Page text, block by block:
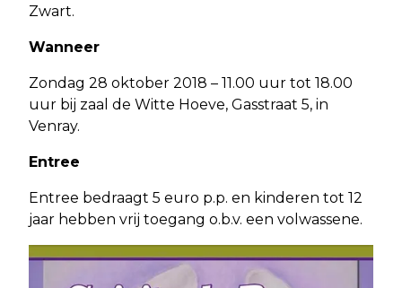
Zwart.
Wanneer
Zondag 28 oktober 2018 – 11.00 uur tot 18.00
uur bij zaal de Witte Hoeve, Gasstraat 5, in
Venray.
Entree
Entree bedraagt 5 euro p.p. en kinderen tot 12
jaar hebben vrij toegang o.b.v. een volwassene.